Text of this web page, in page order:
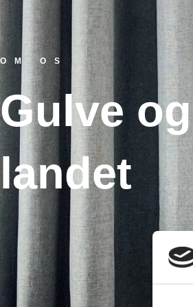
OM OS
Gulve
landet